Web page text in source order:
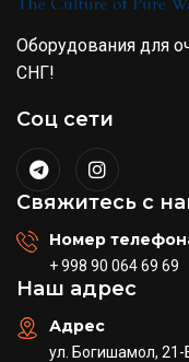
Оборудования для
СНГ!
Соц сети
Свяжитесь с
Номер
+ 998 90 064 69 69
Наш адрес
Адрес
ул. Богишамол, 21-